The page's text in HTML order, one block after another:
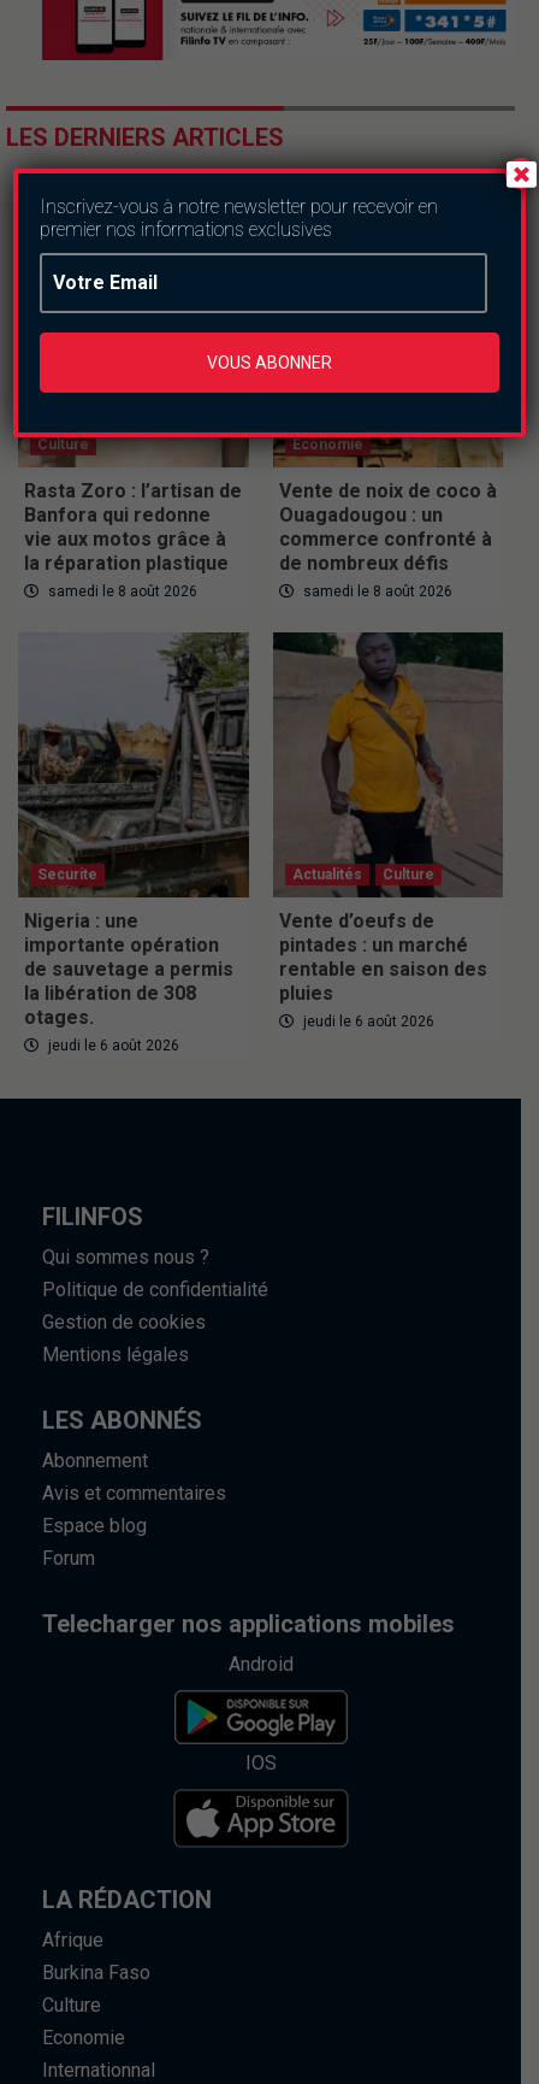
LES DERNIERS ARTICLES
Culture
Rasta Zoro : l’artisan de
Banfora qui redonne
vie aux motos grâce à
la réparation plastique
samedi le 8 août 2026
Economie
Vente de noix de coco à
Ouagadougou : un
commerce confronté à
de nombreux défis
samedi le 8 août 2026
Securite
Nigeria : une
importante opération
de sauvetage a permis
la libération de 308
otages.
jeudi le 6 août 2026
Actualités Culture
Vente d’oeufs de
pintades : un marché
rentable en saison des
pluies
jeudi le 6 août 2026
FILINFOS
Qui sommes nous ?
Politique de confidentialité
Gestion de cookies
Mentions légales
LES ABONNÉS
Abonnement
Avis et commentaires
Espace blog
Forum
Telecharger nos applications mobiles
Android
IOS
LA RÉDACTION
Afrique
Burkina Faso
Culture
Economie
Internationnal
Inscrivez-vous à notre newsletter pour recevoir en
premier nos informations exclusives
VOUS ABONNER